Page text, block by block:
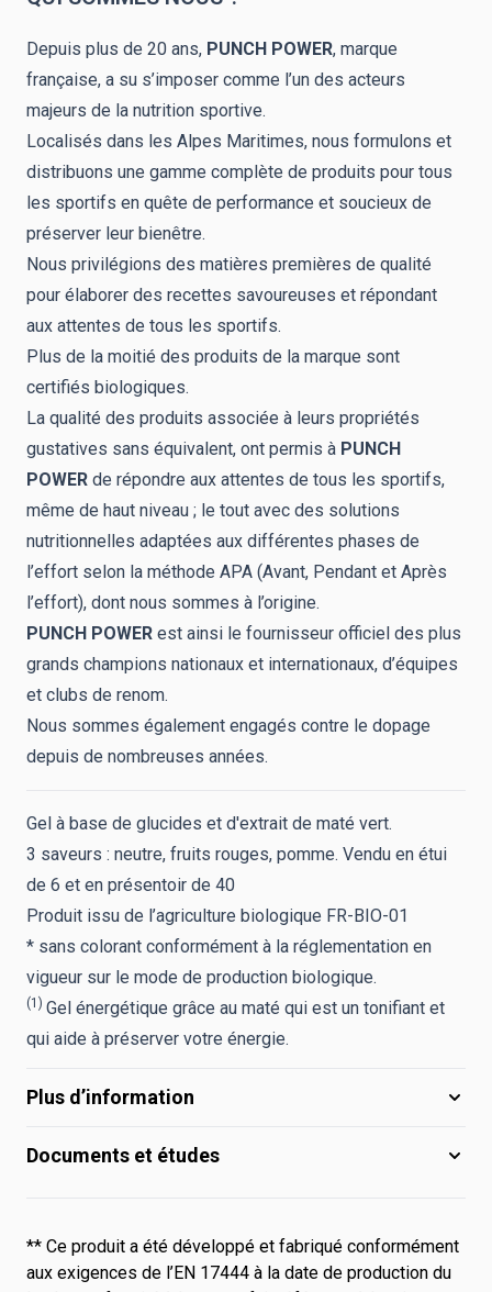
Depuis plus de 20 ans, PUNCH POWER, marque
française, a su s’imposer comme l’un des acteurs
majeurs de la nutrition sportive.
Localisés dans les Alpes Maritimes, nous formulons et
distribuons une gamme complète de produits pour tous
les sportifs en quête de performance et soucieux de
préserver leur bienêtre.
Nous privilégions des matières premières de qualité
pour élaborer des recettes savoureuses et répondant
aux attentes de tous les sportifs.
Plus de la moitié des produits de la marque sont
certifiés biologiques.
La qualité des produits associée à leurs propriétés
gustatives sans équivalent, ont permis à PUNCH
POWER de répondre aux attentes de tous les sportifs,
même de haut niveau ; le tout avec des solutions
nutritionnelles adaptées aux différentes phases de
l’effort selon la méthode APA (Avant, Pendant et Après
l’effort), dont nous sommes à l’origine.
PUNCH POWER est ainsi le fournisseur officiel des plus
grands champions nationaux et internationaux, d’équipes
et clubs de renom.
Nous sommes également engagés contre le dopage
depuis de nombreuses années.
Gel à base de glucides et d'extrait de maté vert.
3 saveurs : neutre, fruits rouges, pomme. Vendu en étui
de 6 et en présentoir de 40
Produit issu de l’agriculture biologique FR-BIO-01
* sans colorant conformément à la réglementation en
vigueur sur le mode de production biologique.
(1) Gel énergétique grâce au maté qui est un tonifiant et
qui aide à préserver votre énergie.
Plus d’information
Documents et études
** Ce produit a été développé et fabriqué conformément
aux exigences de l’EN 17444 à la date de production du